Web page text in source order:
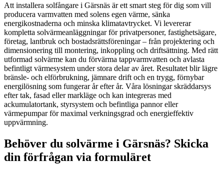
Att installera solfångare i Gärsnäs är ett smart steg för dig som vill
producera varmvatten med solens egen värme, sänka
energikostnaderna och minska klimatavtrycket. Vi levererar
kompletta solvärmeanläggningar för privatpersoner, fastighetsägare,
företag, lantbruk och bostadsrättsföreningar – från projektering och
dimensionering till montering, inkoppling och driftsättning. Med rätt
utformad solvärme kan du förvärma tappvarmvatten och avlasta
befintligt värmesystem under stora delar av året. Resultatet blir lägre
bränsle- och elförbrukning, jämnare drift och en trygg, förnybar
energilösning som fungerar år efter år. Våra lösningar skräddarsys
efter tak, fasad eller markläge och kan integreras med
ackumulatortank, styrsystem och befintliga pannor eller
värmepumpar för maximal verkningsgrad och energieffektiv
uppvärmning.
Behöver du solvärme i Gärsnäs? Skicka
din förfrågan via formuläret